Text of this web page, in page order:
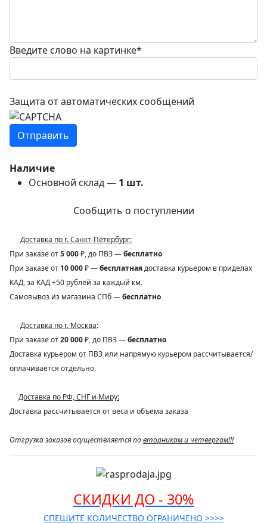
Введите слово на картинке*
Защита от автоматических сообщений
Наличие
Основной склад — 1 шт.
Сообщить о поступлении
Доставка по г. Санкт-Петербург:
При заказе от5 000₽, до ПВЗ —бесплатно
При заказе от 10 000₽ —бесплатнаядоставка курьером в приделах
КАД, за КАД +50 рублей за каждый км.
Самовывоз из магазина СПб —бесплатно
Доставка по г. Москва:
При заказе от20 000₽, до ПВЗ —бесплатно
Доставка курьером от ПВЗ или напрямую курьером рассчитывается/
оплачивается отдельно.
Доставка по РФ, СНГ и Миру:
Доставка рассчитывается от веса и объема заказа
Отгрузка заказов осуществляется повторникам и четвергам!!!
СКИДКИ ДО - 30%
СПЕШИТЕ КОЛИЧЕСТВО ОГРАНИЧЕНО >>>>